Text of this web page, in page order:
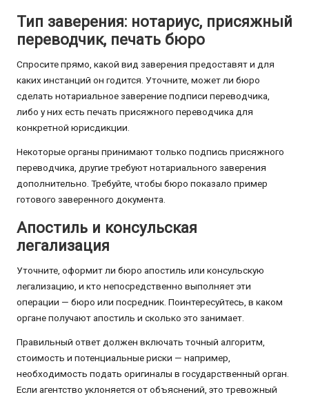
Тип заверения: нотариус, присяжный
переводчик, печать бюро
Спросите прямо, какой вид заверения предоставят и для
каких инстанций он годится. Уточните, может ли бюро
сделать нотариальное заверение подписи переводчика,
либо у них есть печать присяжного переводчика для
конкретной юрисдикции.
Некоторые органы принимают только подпись присяжного
переводчика, другие требуют нотариального заверения
дополнительно. Требуйте, чтобы бюро показало пример
готового заверенного документа.
Апостиль и консульская
легализация
Уточните, оформит ли бюро апостиль или консульскую
легализацию, и кто непосредственно выполняет эти
операции — бюро или посредник. Поинтересуйтесь, в каком
органе получают апостиль и сколько это занимает.
Правильный ответ должен включать точный алгоритм,
стоимость и потенциальные риски — например,
необходимость подать оригиналы в государственный орган.
Если агентство уклоняется от объяснений, это тревожный